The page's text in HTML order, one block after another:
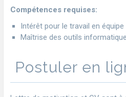
Compétences requises:
Intérêt pour le travail en
Maîtrise des outils
Postuler en